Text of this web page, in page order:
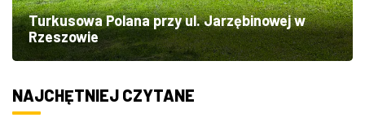
Turkusowa Polana przy ul. Jarzębinowej w
Rzeszowie
NAJCHĘTNIEJ CZYTANE